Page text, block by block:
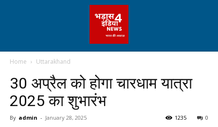
Home Uttarakhand
30 अप्रैल को होगा चारधाम यात्रा
2025 का शुभारंभ
By admin - January 28, 2025 0
1235